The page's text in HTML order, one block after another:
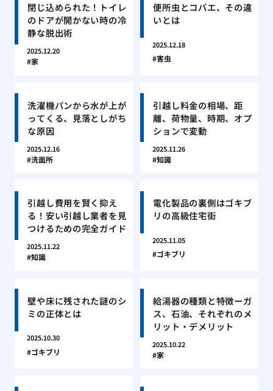
閉じ込められた！トイレ
のドアが開かない時の冷
静な脱出術
2025.12.20
家
便所虫とコバエ、その違
いとは
2025.12.18
害虫
洗濯機パンから水が上が
ってくる、見落としがち
な原因
2025.12.16
洗面所
引越し料金の相場、距
離、荷物量、時期、オプ
ションで変動
2025.11.26
知識
引越し費用を賢く抑え
る！安い引越し業者を見
つけるための完全ガイド
2025.11.22
知識
電化製品の裏側はゴキブ
リの高級住宅街
2025.11.05
ゴキブリ
壁や床に残された謎のシ
ミの正体とは
2025.10.30
ゴキブリ
給湯器の種類と特徴ーガ
ス、石油、それぞれのメ
リット・デメリット
2025.10.22
家